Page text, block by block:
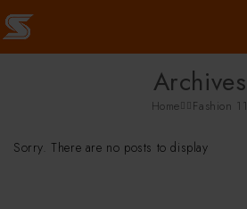
Archives
Home Fashion 11
Sorry. There are no posts to display